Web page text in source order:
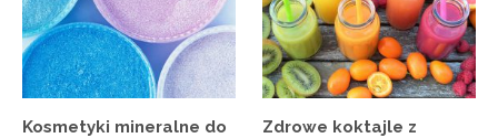
Kosmetyki mineralne do
Zdrowe koktajle z